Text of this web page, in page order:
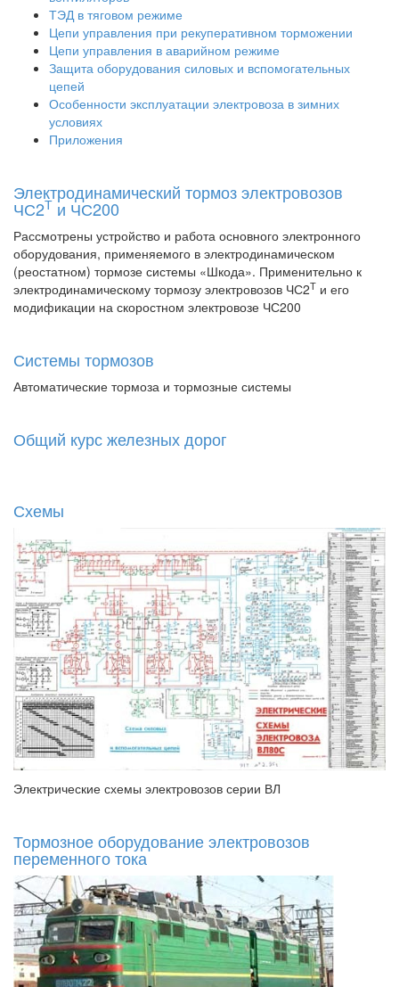
ТЭД в тяговом режиме
Цепи управления при рекуперативном торможении
Цепи управления в аварийном режиме
Защита оборудования силовых и вспомогательных
цепей
Особенности эксплуатации электровоза в зимних
условиях
Приложения
Электродинамический тормоз электровозов
ЧС2Т и ЧС200
Рассмотрены устройство и работа основного электронного
оборудования, применяемого в электродинамическом
(реостатном) тормозе системы «Шкода». Применительно к
электродинамическому тормозу электровозов ЧС2Т и его
модификации на скоростном электровозе ЧС200
Системы тормозов
Автоматические тормоза и тормозные системы
Общий курс железных дорог
Схемы
Электрические схемы электровозов серии ВЛ
Тормозное оборудование электровозов
переменного тока